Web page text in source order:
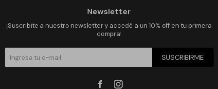
Newsletter
¡Suscribite a nuestro newsletter y accedé a un 10% off en tu primera
compra!
SUSCRIBIRME
 